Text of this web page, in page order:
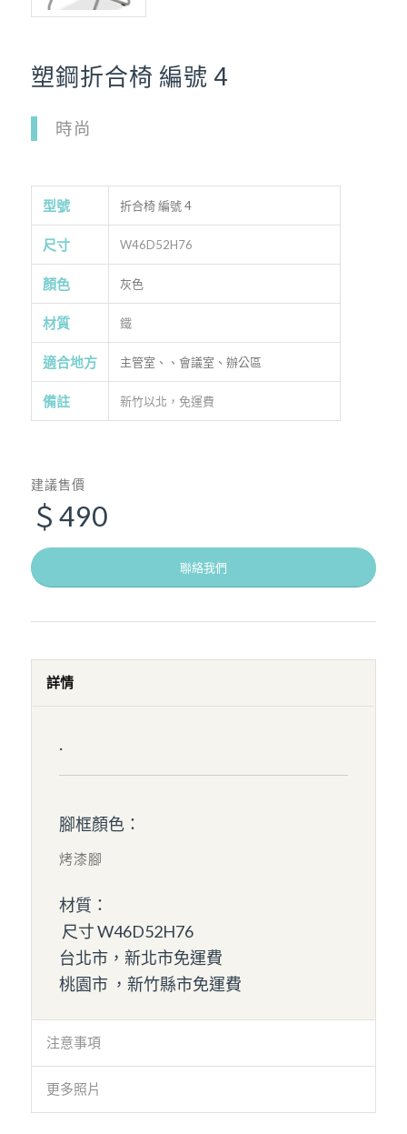
塑鋼折合椅 編號 4
時尚
型號 折合椅 編號 4
尺寸 W46D52H76
顏色 灰色
材質 鐵
適合地方 主管室、、會議室、辦公區
備註 新竹以北，免運費
建議售價
＄490
聯絡我們
詳情
.
腳框顏色：
烤漆腳
材質：
尺寸 W46D52H76
台北市，新北市免運費
桃園市 ，新竹縣市免運費
注意事項
更多照片